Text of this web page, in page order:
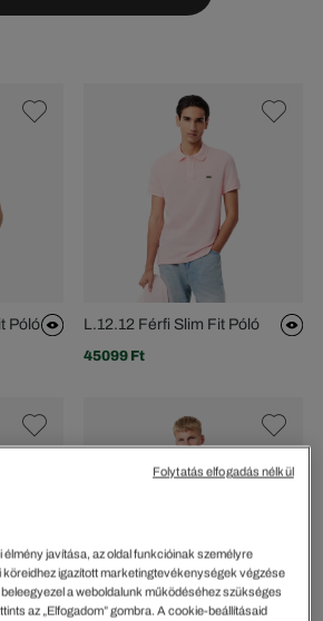
Póló L.12.12 Férfi Slim Fit Póló
45099 Ft
javítása, az oldal funkcióinak személyre
köreidhez igazított marketingtevékenységek végzése
a weboldalunk működéséhez szükséges
az „Elfogadom” gombra. A cookie-beállításaid
Folytatás elfogadás nélkül